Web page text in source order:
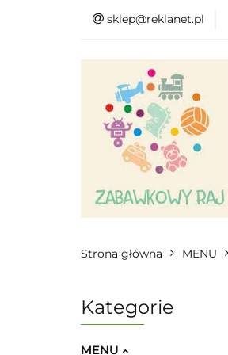
sklep@reklanet.pl
Strona główna MENU
Kategorie
MENU